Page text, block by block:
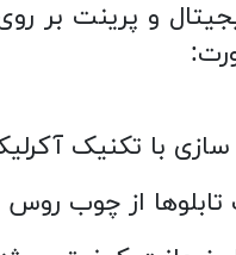
با تکنیک
چوب روس با ضخامت 5